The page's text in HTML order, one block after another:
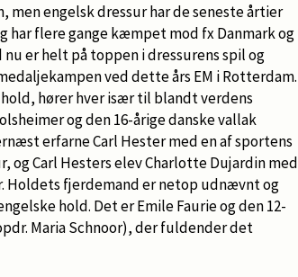
engelsk dressur har de seneste årtier
flere gange kæmpet mod fx Danmark og
er helt på toppen i dressurens spil og
ved dette års EM i Rotterdam.
hold, hører hver især til blandt verdens
og den 16-årige danske vallak
erfarne Carl Hester med en af sportens
Carl Hesters elev Charlotte Dujardin med
Holdets fjerdemand er netop udnævnt og
hold. Det er Emile Faurie og den 12-
Maria Schnoor), der fuldender det